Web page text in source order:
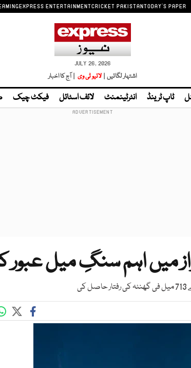
EXPRESS ENTERTAINMENTCRICKET PAKISTANTODAY'S PAPER
JULY 26, 2026
اشتہار لگائیں | لائیو ٹی وی | آج کا اخبار
ٹاپ ٹرینڈ انٹرٹینمنٹ لائف اسٹائل فیکٹ چیک
میں اہم سنگِ میل عبور